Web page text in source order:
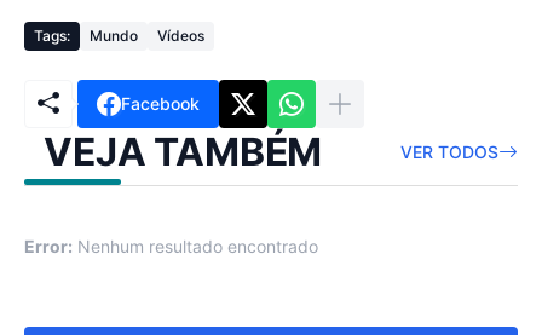
Tags: Mundo Vídeos
Facebook
VEJA TAMBÉM VER TODOS
Error: Nenhum resultado encontrado